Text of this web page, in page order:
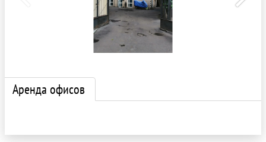
Аренда офисов